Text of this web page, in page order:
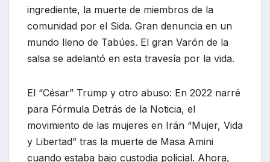
ingrediente, la muerte de miembros de la
comunidad por el Sida. Gran denuncia en un
mundo lleno de Tabúes. El gran Varón de la
salsa se adelantó en esta travesía por la vida.
El “César” Trump y otro abuso: En 2022 narré
para Fórmula Detrás de la Noticia, el
movimiento de las mujeres en Irán “Mujer, Vida
y Libertad” tras la muerte de Masa Amini
cuando estaba bajo custodia policial. Ahora,